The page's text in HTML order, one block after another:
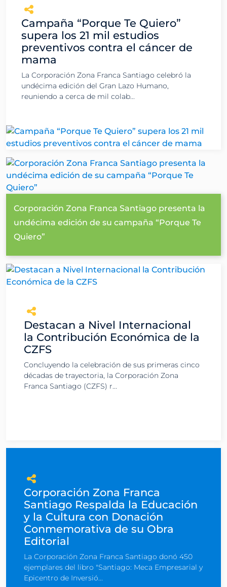
Campaña “Porque Te Quiero”
supera los 21 mil estudios
preventivos contra el cáncer de
mama
La Corporación Zona Franca Santiago celebró la
undécima edición del Gran Lazo Humano,
reuniendo a cerca de mil colab...
Corporación Zona Franca Santiago presenta la
undécima edición de su campaña “Porque Te
Quiero”
Destacan a Nivel Internacional
la Contribución Económica de la
CZFS
Concluyendo la celebración de sus primeras cinco
décadas de trayectoria, la Corporación Zona
Franca Santiago (CZFS) r...
Corporación Zona Franca
Santiago Respalda la Educación
y la Cultura con Donación
Conmemorativa de su Obra
Editorial
La Corporación Zona Franca Santiago donó 450
ejemplares del libro "Santiago: Meca Empresarial y
Epicentro de Inversió...